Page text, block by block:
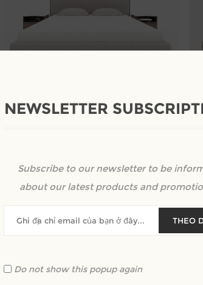
NEWSLETTER
Subscribe to our newsletter to be
about our latest products and
THEO
Do not show this popup again